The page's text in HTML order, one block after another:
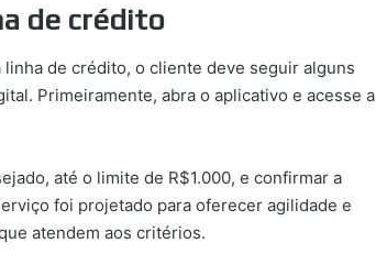
de crédito
linha de crédito, o cliente deve seguir alguns
Primeiramente, abra o aplicativo e acesse a
até o limite de R$1.000, e confirmar a
foi projetado para oferecer agilidade e
atendem aos critérios.